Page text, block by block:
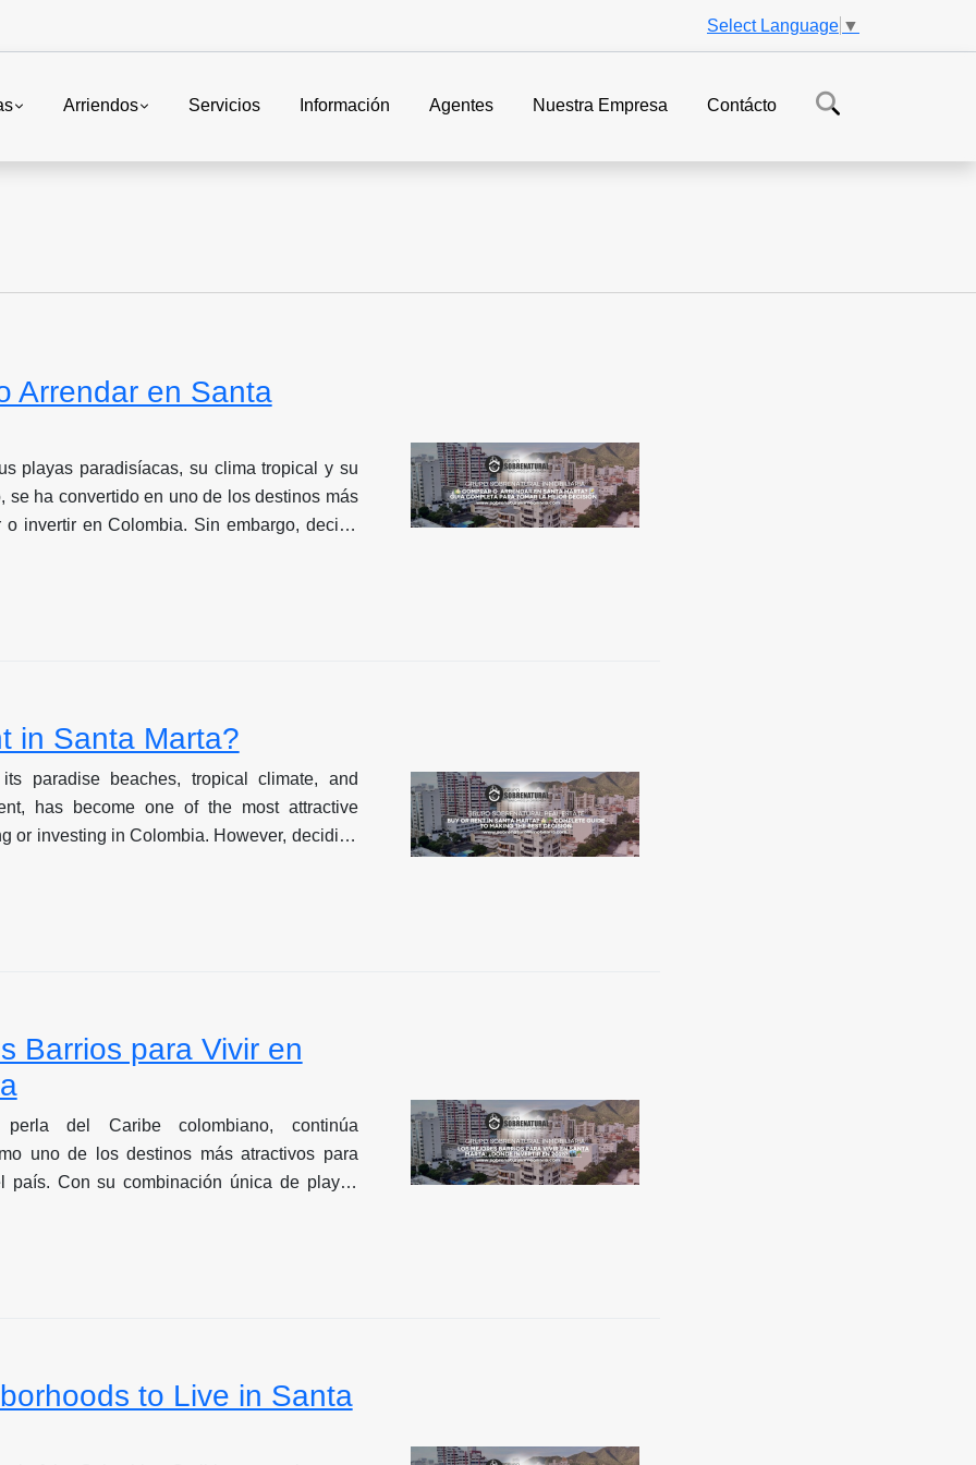
Select Language ▼
Arriendos Servicios Información Agentes Nuestra Empresa Contácto
Arrendar en Santa
playas paradisíacas, su clima tropical y su
se ha convertido en uno de los destinos más
o invertir en Colombia. Sin embargo, decidir
una propiedad en esta ciudad caribeña
Esta guía te proporcionará todos los
in Santa Marta?
paradise beaches, tropical climate, and
has become one of the most attractive
or investing in Colombia. However, deciding
a property in this Caribbean city can be
will provide you with all the key factors
Barrios para Vivir en
del Caribe colombiano, continúa
uno de los destinos más atractivos para
país. Con su combinación única de playas
histórica, biodiversidad excepcional y
creciente, la ciudad ofrece opciones para
factores como valorización,
y proyecciones de desarrollo. Si
invertir en Santa Marta, esta guía te
to Live in Santa